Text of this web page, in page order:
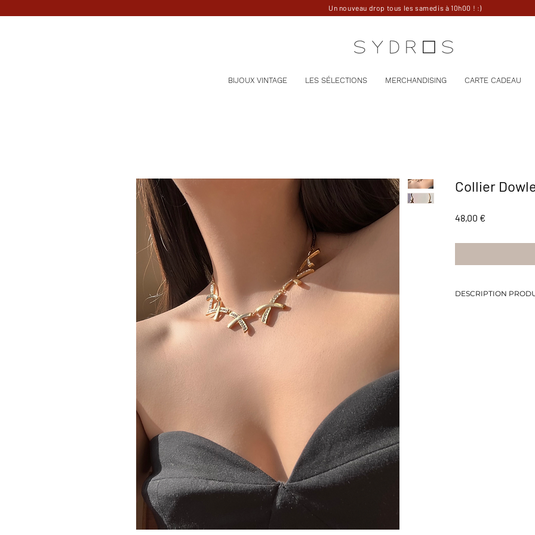
Un nouveau drop tous les samedis à 10h00 ! :)
BIJOUX VINTAGE LES SÉLECTIONS MERCHANDISING CARTE CADEAU
Collier
48,00 €
DESCRIPTION